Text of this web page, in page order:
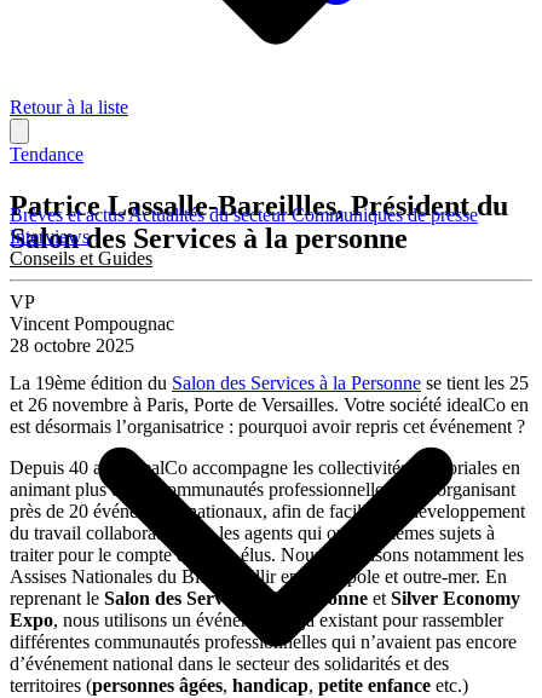
Brèves et actusActualités du secteurCommuniqués de presse
Interviews
Conseils et Guides
Retour à la liste
Tendance
Patrice Lassalle-Bareillles, Président du
Salon des Services à la personne
VP
Vincent Pompougnac
28 octobre 2025
La 19ème édition du Salon des Services à la Personne se tient les 25
et 26 novembre à Paris, Porte de Versailles. Votre société idealCo en
est désormais l’organisatrice : pourquoi avoir repris cet événement ?
Depuis 40 ans, idealCo accompagne les collectivités territoriales en
animant plus de 40 communautés professionnelles et en organisant
près de 20 événements nationaux, afin de faciliter le développement
du travail collaboratif entre les agents qui ont les mêmes sujets à
traiter pour le compte de leurs élus. Nous organisons notamment les
Assises Nationales du Bien-Vieillir en métropole et outre-mer. En
reprenant le Salon des Services à la Personne et Silver Economy
Expo, nous utilisons un événement déjà existant pour rassembler
différentes communautés professionnelles qui n’avaient pas encore
d’événement national dans le secteur des solidarités et des
territoires (personnes âgées, handicap, petite enfance etc.)